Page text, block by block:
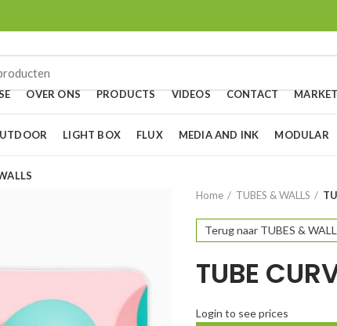
OVER ONS PRODUCTS VIDEOS CONTACT
LIGHT BOX FLUX MEDIA AND INK MODULAR
Home
TUBES & WALLS
Terug naar TUBES &
TUBE
Login to see prices